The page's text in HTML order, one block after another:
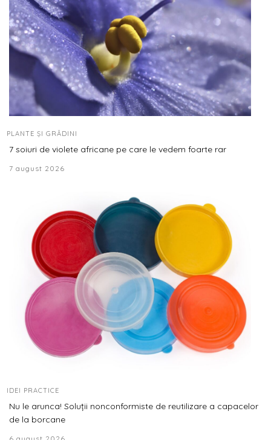
PLANTE ȘI GRĂDINI
7 soiuri de violete africane pe care le vedem foarte rar
7 august 2026
IDEI PRACTICE
Nu le arunca! Soluții nonconformiste de reutilizare a capacelor
de la borcane